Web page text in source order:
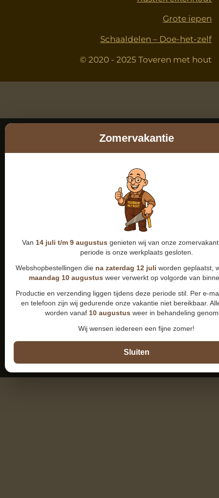
Grote iepen
Schaaldelen – Doe-het-zelf
© 2020 - 2025 Toveren met hout
Zomervakantie
Van 14 juli t/m 9 augustus genieten wij van onze
periode is onze werkplaats gesloten.
Webshopbestellingen die na zaterdag 12 juli worden geplaatst,
maandag 10 augustus weer verwerkt op volgorde van
Productie en verzending liggen tijdens deze periode stil. Per e-
en telefoon zijn wij gedurende onze vakantie niet bereikbaar.
worden vanaf 10 augustus weer in behandeling
Wij wensen iedereen een fijne zomer!
Sluiten